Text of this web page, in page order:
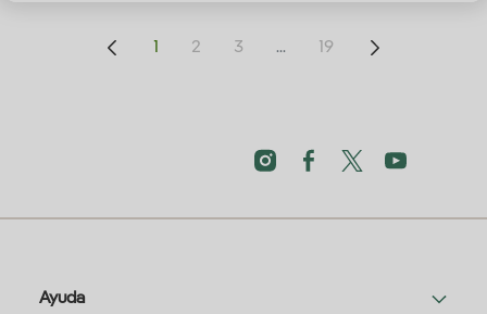
1 2 3 ... 19
Ayuda